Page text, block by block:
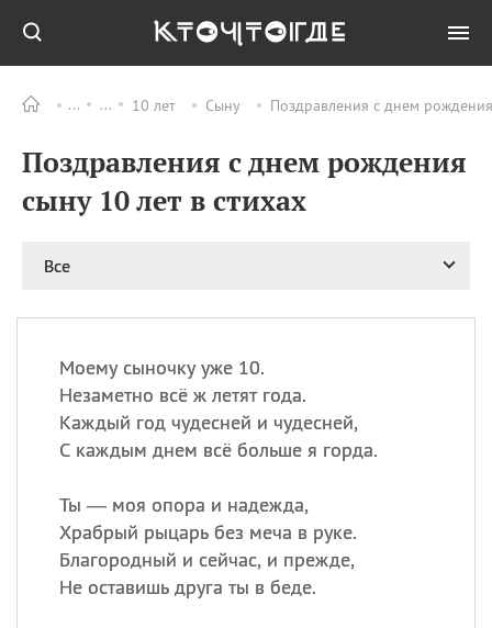
10 лет Сыну Поздравления с днем
Поздравления с днем рождения
сыну 10 лет в стихах
Все
Моему сыночку уже 10.
Незаметно всё ж летят года.
Каждый год чудесней и чудесней,
С каждым днем всё больше я горда.
Ты — моя опора и надежда,
Храбрый рыцарь без меча в руке.
Благородный и сейчас, и прежде,
Не оставишь друга ты в беде.
ПРАЗДНИКИ Все
09.08 День памяти жертв
атомной
бомбардировки
день
09.08 День Дымняшки
(Smokey Bear Day)
Сегодня празднуют именины
Сергей, Теодор,